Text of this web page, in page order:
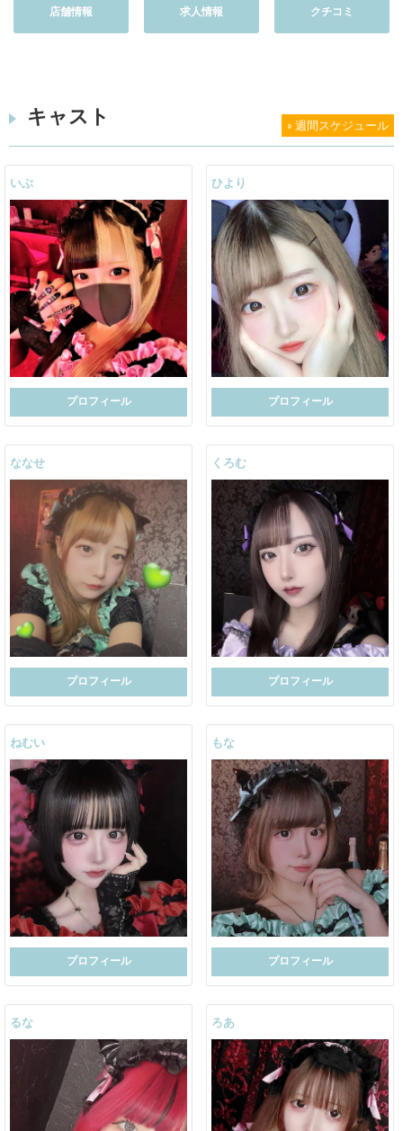
店舗情報 求人情報 クチコミ
キャスト » 週間スケジュール
いぶ
プロフィール
ひより
プロフィール
ななせ
プロフィール
くろむ
プロフィール
ねむい
プロフィール
もな
プロフィール
るな ろあ